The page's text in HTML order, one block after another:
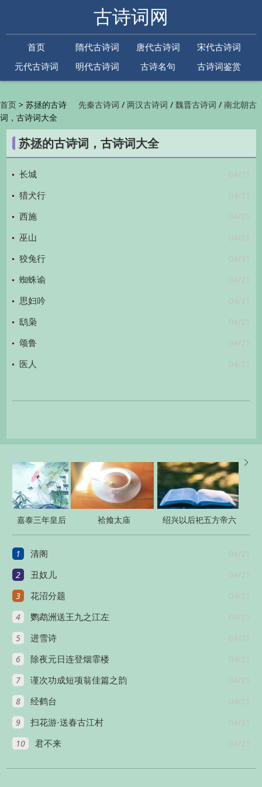
古诗词网
首页 隋代古诗词 唐代古诗词
宋代古诗词
元代古诗词
明代古诗词 古诗名句
古诗词鉴赏
先秦古诗词 /两汉古诗词 /魏晋古诗词 /南北朝古
代古诗词/金朝古诗词/元代古诗词/明代古诗词
/清代古诗词/近现代古诗词
鉴赏/古诗下一句/古诗上一句/
首页 > 苏拯的古诗
词，古诗词大全
苏拯的古诗词，古诗词大全
04/21
长城
04/21
猎犬行
04/21
西施
04/21
巫山
04/21
狡兔行
04/21
蜘蛛谕
04/21
思妇吟
04/21
鸱枭
04/21
颂鲁
04/21
医人

嘉泰三年皇后
册宝十三首
袷飨太庙
绍兴以后祀五方帝六
十首
1 04/21
清阁
2 04/21
丑奴儿
3 04/21
花沼分题
4 04/21
鹦鹉洲送王九之江左
5 04/21
进雪诗
6 04/21
除夜元日连登烟霏楼
7 04/21
谨次功成短项翁佳篇之韵
8 04/21
经鹤台
9 04/21
扫花游·送春古江村
10 04/21
君不来